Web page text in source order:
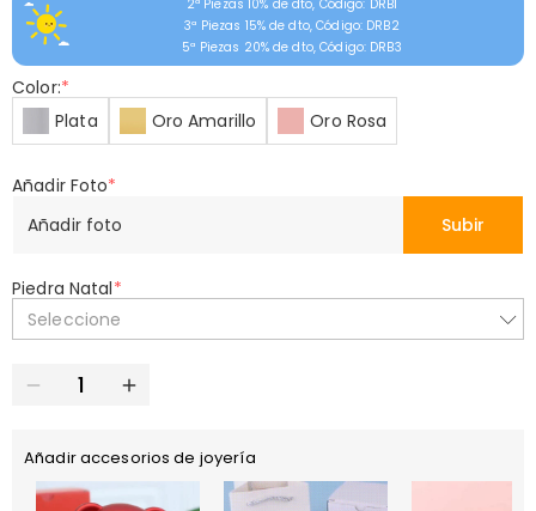
2ª Piezas 10% de dto, Código: DRB1
3ª Piezas 15% de dto, Código: DRB2
5ª Piezas 20% de dto, Código: DRB3
Color:*
Plata
Oro Amarillo Oro Rosa
Añadir Foto*
Añadir foto
Subir
Piedra Natal*
Seleccione
Añadir accesorios de joyería